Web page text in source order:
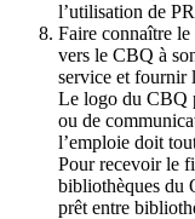
l’utilisation de
Faire connaître le
vers le CBQ à
service et fournir
Le logo du CBQ
ou de
l’emploie doit
Pour recevoir le
bibliothèques du
prêt entre